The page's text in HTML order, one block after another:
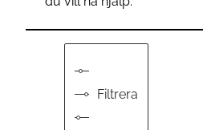
Filtrera